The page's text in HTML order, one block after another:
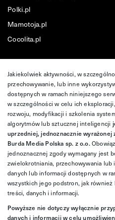
Polki.pl
Mamotoja.pl
Cocolita.pl
Jakiekolwiek aktywności, w
przechowywanie, lub inne
dostępnych w ramach niniejszego
w szczególności w celu ich
rozwoju, modyfikacji i szkolenia
algorytmów lub sztucznej inteligencji
uprzedniej, jednoznacznie wyrażonej
Burda Media Polska sp. z o.o.
jednoznacznej zgody wymagany jest
zwielokrotniania, przechowywania lub
danych lub informacji dostępnych w
wszystkich jego podstron, jak również
treści, danych i informacji.
Powyższe nie dotyczy wyłącznie
danych i informacji w celu